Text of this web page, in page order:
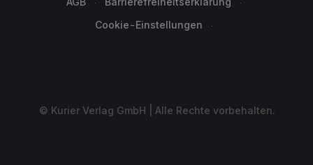
Cookie-Einstellungen
© Kurier Verlag GmbH | Alle Rechte vorbehalten.